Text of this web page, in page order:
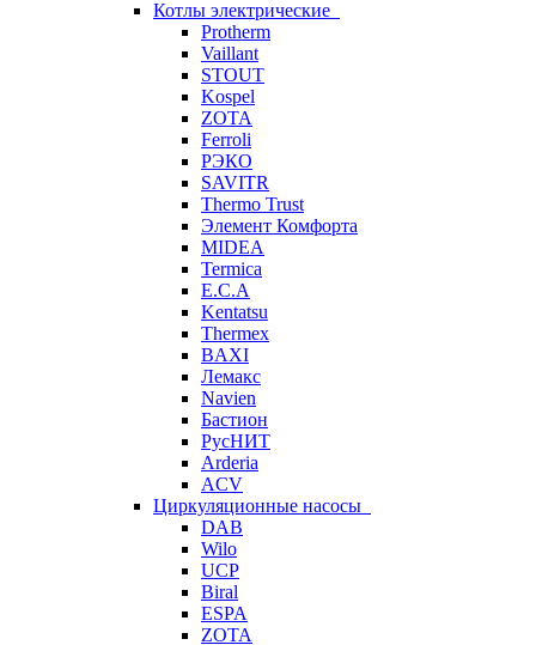
Котлы электрические
Protherm
Vaillant
STOUT
Kospel
ZOTA
Ferroli
РЭКО
SAVITR
Thermo Trust
Элемент Комфорта
MIDEA
Termica
E.C.A
Kentatsu
Thermex
BAXI
Лемакс
Navien
Бастион
РусНИТ
Arderia
ACV
Циркуляционные насосы
DAB
Wilo
UCP
Biral
ESPA
ZOTA